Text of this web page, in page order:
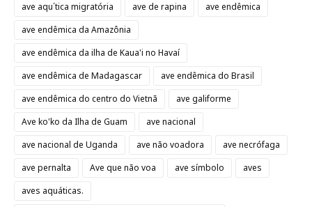
ave aqu´tica migratória
ave de rapina
ave endêmica
ave endêmica da Amazônia
ave endêmica da ilha de Kaua'i no Havaí
ave endêmica de Madagascar
ave endêmica do Brasil
ave endêmica do centro do Vietnã
ave galiforme
Ave ko'ko da Ilha de Guam
ave nacional
ave nacional de Uganda
ave não voadora
ave necrófaga
ave pernalta
Ave que não voa ave símbolo
aves
aves aquáticas.